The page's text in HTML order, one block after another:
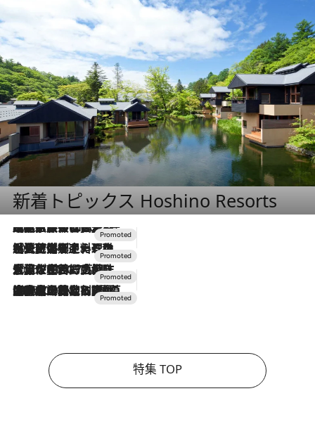
新着トピックス Hoshino Resorts
2026.7.31
【ホテル帰省】という選択肢をOMOが提案。家族とほどよい距離を保つには「昼は実家、夜は気兼ねなくホテルで！」
2026.7.24
【夏限定ディナーコース】旬を迎える稚鮎や花ズッキーニなどをイタリア・トスカーナの郷土料理の手法で満喫！
2026.7.17
「土佐和ハーブかき氷」がOMO7高知に登場！生姜、山椒、大葉など目にも舌にも涼を呼ぶ郷土の味
2026.7.10
NEW OPEN！【界 草津】名湯の地に誕生。趣の異なる2種の温泉と上州ならではの会席・蕎麦割烹など美食を味わう究極の癒やし旅
特集 TOP